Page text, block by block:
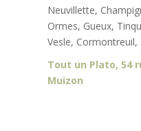
Neuvillette,
Ormes, Gueux,
Vesle,
Tout un Plato, 54
Muizon